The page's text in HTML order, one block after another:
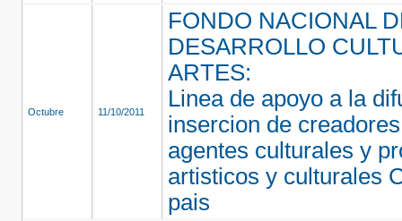
Octubre 11/10/2011
FONDO NACIONAL
DESARROLLO
ARTES:
Linea de apoyo a la
insercion de
agentes culturales y
artisticos y culturales
pais